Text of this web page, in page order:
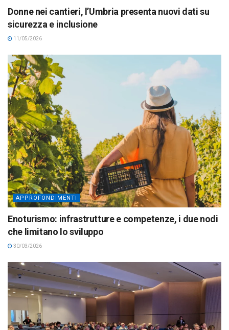
Donne nei cantieri, l’Umbria presenta nuovi dati su
sicurezza e inclusione
11/05/2026
APPROFONDIMENTI
Enoturismo: infrastrutture e competenze, i due nodi
che limitano lo sviluppo
30/03/2026